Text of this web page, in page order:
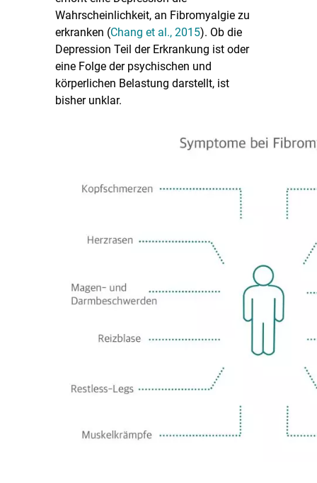
Wahrscheinlichkeit, an Fibromyalgie zu
erkranken (Chang et al., 2015). Ob die
Depression Teil der Erkrankung ist oder
eine Folge der psychischen und
körperlichen Belastung darstellt, ist
bisher unklar.